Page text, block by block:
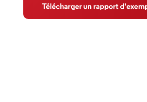
Tendances et perspectives